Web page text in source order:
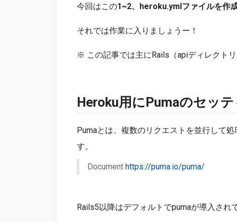
今回はこの1~2、heroku.ymlファイルを作
それでは作業に入りましょうー！
※ この記事では主にRails（apiディレクト
Heroku用にPumaのセッ
Pumaとは、複数のリクエストを並行して
す。
Document https://puma.io/puma/
Rails5以降はデフォルトでpumaが導入され